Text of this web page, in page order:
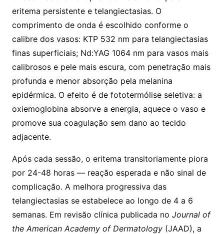
eritema persistente e telangiectasias. O
comprimento de onda é escolhido conforme o
calibre dos vasos: KTP 532 nm para telangiectasias
finas superficiais; Nd:YAG 1064 nm para vasos mais
calibrosos e pele mais escura, com penetração mais
profunda e menor absorção pela melanina
epidérmica. O efeito é de fototermólise seletiva: a
oxiemoglobina absorve a energia, aquece o vaso e
promove sua coagulação sem dano ao tecido
adjacente.
Após cada sessão, o eritema transitoriamente piora
por 24-48 horas — reação esperada e não sinal de
complicação. A melhora progressiva das
telangiectasias se estabelece ao longo de 4 a 6
semanas. Em revisão clínica publicada no Journal of
the American Academy of Dermatology (JAAD), a